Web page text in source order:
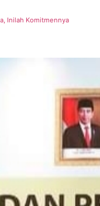
Inilah Komitmennya